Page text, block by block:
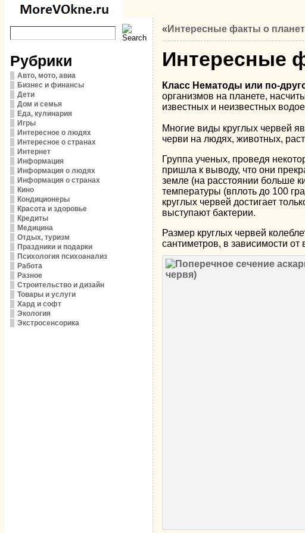
Рубрики
Авто, мото, авиа
Бизнес и финансы
Дети
Дом и семья
Еда, кулинария
Игры
Интересное о людях
Интересное о странах
Интернет
Информация
Информация о людях
Информация о странах
Кино
Кондиционеры
Красота и здоровье
Кредиты
Медицина
Отдых, туризм
Праздники и подарки
Психология психоанализ
Работа
Разное
Строительство и дизайн
Товары и услуги
Хард и софт
Экология
Экстросенсорика
«Интересные факты о
Интересные
Класс Нематоды или по-
организмов на планете,
известных и неизвестных
Многие виды круглых червей
черви на людях, животных,
Группа ученых, проведя
пришла к выводу, что они
земле (на расстоянии больше
температуры (вплоть до 100
круглых червей достигает
выступают бактерии.
Размер круглых червей
сантиметров, в зависимости от